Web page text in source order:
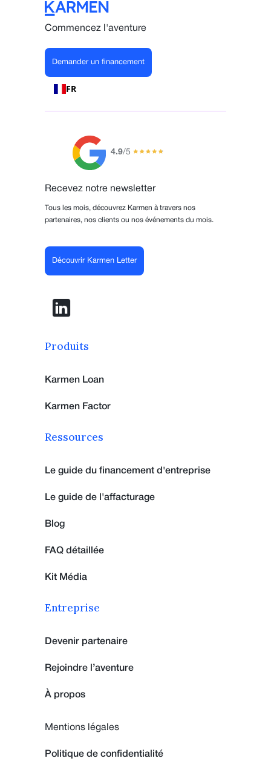
Commencez l'aventure
Demander un financement
FR
4.9/5
Recevez notre newsletter
Tous les mois, découvrez Karmen à travers nos
partenaires, nos clients ou nos événements du mois.
Découvrir Karmen Letter
Produits
Karmen Loan
Karmen Factor
Ressources
Le guide du financement d'entreprise
Le guide de l'affacturage
Blog
FAQ détaillée
Kit Média
Entreprise
Devenir partenaire
Rejoindre l’aventure
À propos
Mentions légales
Politique de confidentialité